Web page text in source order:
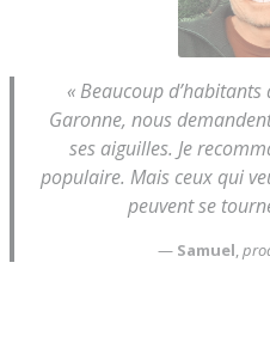
« Beaucoup d’habitants
Garonne, nous
ses aiguilles. Je
populaire. Mais ceux qui
peuvent se
— Samuel,